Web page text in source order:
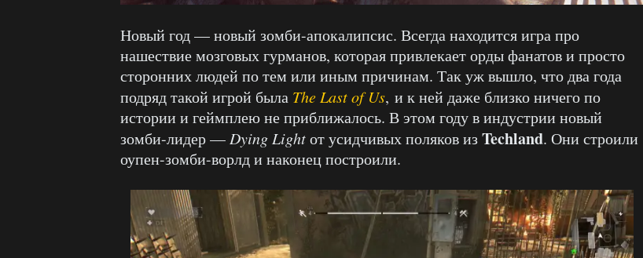
Новый год — новый зомби-апокалипсис. Всегда находится игра про
нашествие мозговых гурманов, которая привлекает орды фанатов и просто
сторонних людей по тем или иным причинам. Так уж вышло, что два года
подряд такой игрой была The Last of Us, и к ней даже близко ничего по
истории и геймплею не приближалось. В этом году в индустрии новый
зомби-лидер — Dying Lightот усидчивых поляков изTechland. Они строили
оупен-зомби-ворлд и наконец построили.